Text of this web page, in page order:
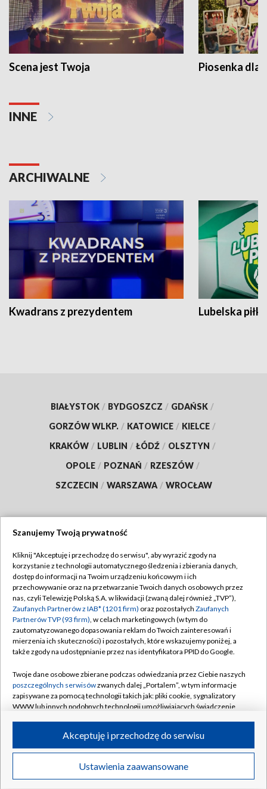
Scena jest Twoja Piosenka dla
INNE
ARCHIWALNE
Kwadrans z prezydentem Lubelska piłka
BIAŁYSTOK / BYDGOSZCZ / GDAŃSK /
GORZÓW WLKP. / KATOWICE / KIELCE /
KRAKÓW / LUBLIN / ŁÓDŹ / OLSZTYN /
OPOLE / POZNAŃ / RZESZÓW /
SZCZECIN / WARSZAWA / WROCŁAW
TVP
Abonament TVP
Emisja w TVP
Centrum informacji TVP
Naziemna Telewizja Cyfrowa
Rada Programowa
System NOS
Informacje o nadawcy
Program dla prasy
Ogłoszenie przetargowe
Regulamin TVP
Polityka prywatności
Moje zgody
Pomoc
Kontakt
Kanały
©2026 Telewizja Polska S.A. w likwidacji
Szanujemy Twoją prywatność
Kliknij "Akceptuję i przechodzę do serwisu", aby wyrazić zgody na
korzystanie z technologii automatycznego śledzenia i zbierania danych,
dostęp do informacji na Twoim urządzeniu końcowym i ich
przechowywanie oraz na przetwarzanie Twoich danych osobowych przez
nas, czyli Telewizję Polską S.A. w likwidacji (zwaną dalej również „TVP”),
Zaufanych Partnerów z IAB* (1201 firm) oraz pozostałych Zaufanych
Partnerów TVP (93 firm), w celach marketingowych (w tym do
zautomatyzowanego dopasowania reklam do Twoich zainteresowań i
mierzenia ich skuteczności) i pozostałych, które wskazujemy poniżej, a
także zgody na udostępnianie przez nas identyfikatora PPID do Google.
Twoje dane osobowe zbierane podczas odwiedzania przez Ciebie naszych
poszczególnych serwisówzwanych dalej „Portalem”, w tym informacje
zapisywane za pomocą technologii takich jak: pliki cookie, sygnalizatory
WWW lub innych podobnych technologii umożliwiających świadczenie
ruchu w Internecie.
Twoje dane osobowe zbierane podczas odwiedzania przez Ciebie
poszczególnych serwisówna Portalu, takie jak adresy IP, identyfikatory
Ustawienia zaawansowane
Akceptuję i przechodzę do serwisu